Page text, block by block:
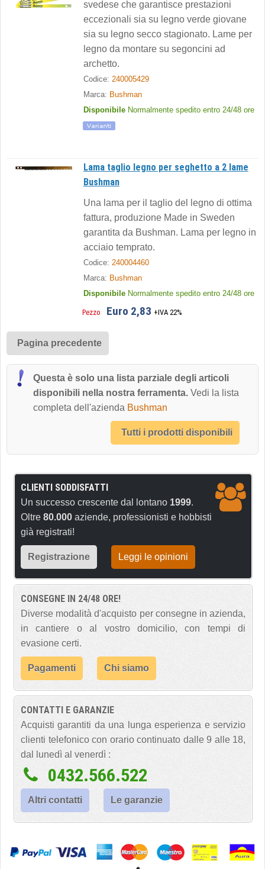
svedese che garantisce prestazioni
eccezionali sia su legno verde giovane
sia su legno secco stagionato. Lame per
legno da montare su segoncini ad
archetto.
Codice: 240005429
Marca: Bushman
Disponibile Normalmente spedito entro 24/48 ore
Lama taglio legno per seghetto a 2 lame
Bushman
Una lama per il taglio del legno di ottima
fattura, produzione Made in Sweden
garantita da Bushman. Lama per legno in
acciaio temprato.
Codice: 240004460
Marca: Bushman
Disponibile Normalmente spedito entro 24/48 ore
Pezzo Euro 2,83 +IVA 22%
Pagina precedente
Questa è solo una lista parziale degli articoli
disponibili nella nostra ferramenta. Vedi la lista
completa dell'azienda Bushman
Tutti i prodotti disponibili
CLIENTI SODDISFATTI
Un successo crescente dal lontano 1999.
Oltre 80.000 aziende, professionisti e hobbisti
già registrati!
Registrazione Leggi le opinioni
CONSEGNE IN 24/48 ORE!
Diverse modalità d'acquisto per consegne in azienda,
in cantiere o al vostro domicilio, con tempi di
evasione certi.
Pagamenti Chi siamo
CONTATTI E GARANZIE
Acquisti garantiti da una lunga esperienza e servizio
clienti telefonico con orario continuato dalle 9 alle 18,
dal lunedì al venerdì :
0432.566.522
Altri contatti Le garanzie